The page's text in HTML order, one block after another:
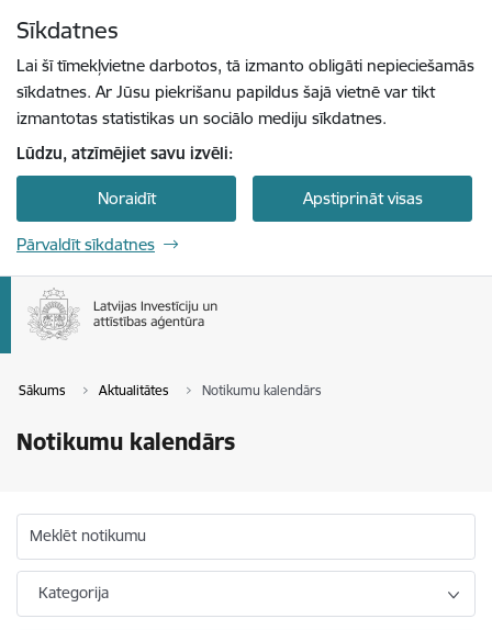
Sīkdatnes
Lai šī tīmekļvietne darbotos, tā izmanto obligāti nepieciešamās
sīkdatnes. Ar Jūsu piekrišanu papildus šajā vietnē var tikt
izmantotas statistikas un sociālo mediju sīkdatnes.
Lūdzu, atzīmējiet savu izvēli:
Noraidīt Apstiprināt visas
Pārvaldīt sīkdatnes
Sākums Aktualitātes Notikumu kalendārs
Notikumu kalendārs
Meklēt notikumu
Kategorija